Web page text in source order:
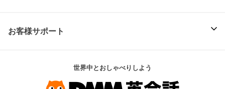
お客様サポート
世界中とおしゃべりしよう